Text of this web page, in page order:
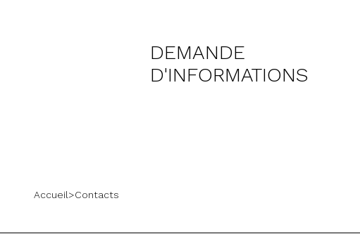
DEMANDE
D'INFORMATIONS
Accueil>Contacts